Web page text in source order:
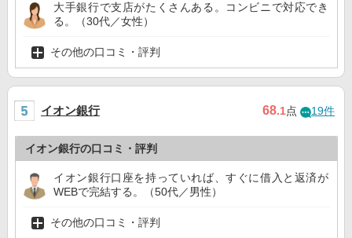
大手銀行で支店がたくさんある。コンビニで対応でき
る。（30代／女性）
その他の口コミ・評判
イオン銀行 68.1点 19件
イオン銀行の口コミ・評判
イオン銀行口座を持っていれば、すぐに借入と返済が
WEBで完結する。（50代／男性）
その他の口コミ・評判